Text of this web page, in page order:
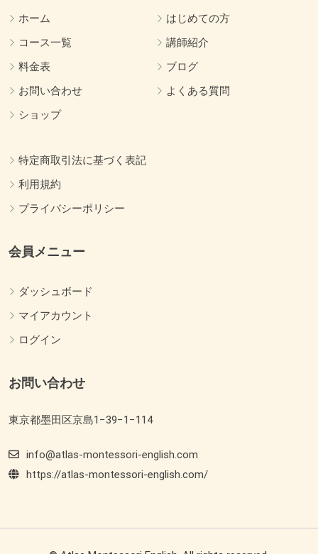
ホーム
はじめての方
コース一覧
講師紹介
料金表
ブログ
お問い合わせ
よくある質問
ショップ
特定商取引法に基づく表記
利用規約
プライバシーポリシー
会員メニュー
ダッシュボード
マイアカウント
ログイン
お問い合わせ
東京都墨田区京島1−39−1−114
info@atlas-montessori-english.com
https://atlas-montessori-english.com/